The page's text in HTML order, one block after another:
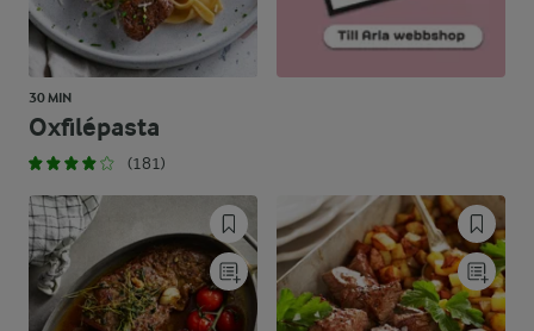
30 MIN
Oxfilépasta
(181)